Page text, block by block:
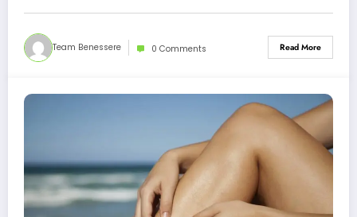
Team Benessere 0 Comments Read More